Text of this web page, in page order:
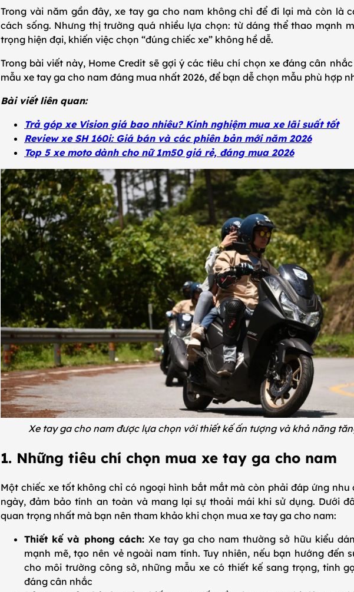
Trong vài năm gần đây, xe tay ga cho nam không chỉ để đi lại mà còn là
cách sống. Nhưng thị trường quá nhiều lựa chọn: từ dáng thể thao mạnh
trọng hiện đại, khiến việc chọn “đúng chiếc xe” không hề dễ.
Trong bài viết này, Home Credit sẽ gợi ý các tiêu chí chọn xe đáng cân
mẫu xe tay ga cho nam đáng mua nhất 2026, để bạn dễ chọn mẫu phù hợp
Bài viết liên quan:
Trả góp xe Vision giá bao nhiêu? Kinh nghiệm mua xe lãi suất tốt
Review xe SH 160i: Giá bán và các phiên bản mới năm 2026
Top 5 xe moto dành cho nữ 1m50 giá rẻ, đáng mua 2026
Xe tay ga cho nam được lựa chọn với thiết kế ấn tượng và khả năng
1. Những tiêu chí chọn mua xe tay ga cho nam
Một chiếc xe tốt không chỉ có ngoại hình bắt mắt mà còn phải đáp ứng nhu
ngày, đảm bảo tính an toàn và mang lại sự thoải mái khi sử dụng. Dưới
quan trọng nhất mà bạn nên tham khảo khi chọn mua xe tay ga cho nam:
Thiết kế và phong cách:Xe tay ga cho nam thường sở hữu kiểu
mạnh mẽ, tạo nên vẻ ngoài nam tính. Tuy nhiên, nếu bạn hướng đến
cho môi trường công sở, những mẫu xe có thiết kế sang trọng, tinh
đáng cân nhắc